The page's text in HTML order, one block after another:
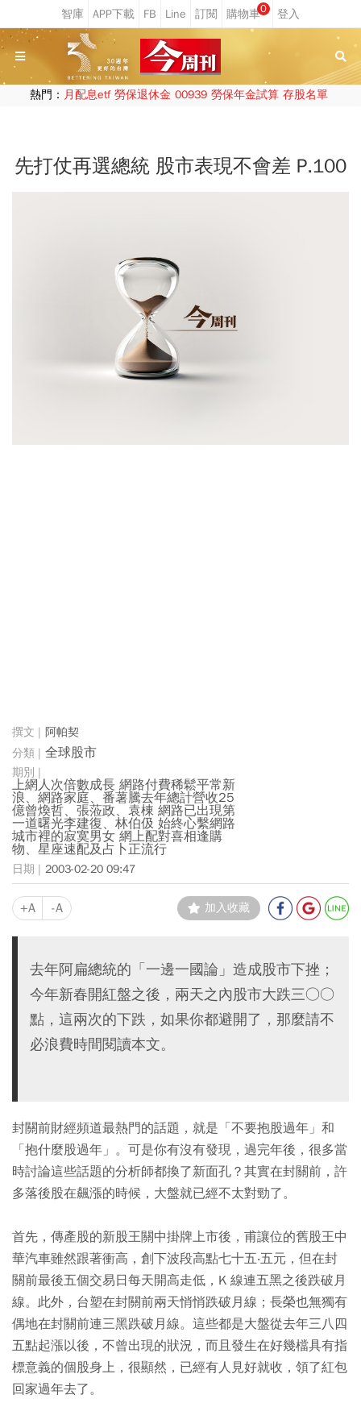
0
熱門： 月配息etf 勞保退休金 00939 勞保年金試算 存股名單
先打仗再選總統 股市表現不會差 P.100
阿帕契
全球股市
上網人次倍數成長 網路付費稀鬆平常新
浪、網路家庭、番薯騰去年總計營收25
億曾煥哲、張蒞政、袁棟 網路已出現第
一道曙光李建復、林伯伋 始終心繫網路
城市裡的寂寞男女 網上配對喜相逢購
物、星座速配及占卜正流行
2003-02-20 09:47
+A -A 加入收藏
去年阿扁總統的「一邊一國論」造成股市下挫；
今年新春開紅盤之後，兩天之內股市大跌三○○
點，這兩次的下跌，如果你都避開了，那麼請不
必浪費時間閱讀本文。
封關前財經頻道最熱門的話題，就是「不要抱股過年」和
「抱什麼股過年」。可是你有沒有發現，過完年後，很多當
時討論這些話題的分析師都換了新面孔？其實在封關前，許
多落後股在飆漲的時候，大盤就已經不太對勁了。
首先，傳產股的新股王關中掛牌上市後，甫讓位的舊股王中
華汽車雖然跟著衝高，創下波段高點七十五‧五元，但在封
關前最後五個交易日每天開高走低，K 線連五黑之後跌破月
線。此外，台塑在封關前兩天悄悄跌破月線；長榮也無獨有
偶地在封關前連三黑跌破月線。這些都是大盤從去年三八四
五點起漲以後，不曾出現的狀況，而且發生在好幾檔具有指
標意義的個股身上，很顯然，已經有人見好就收，領了紅包
回家過年去了。